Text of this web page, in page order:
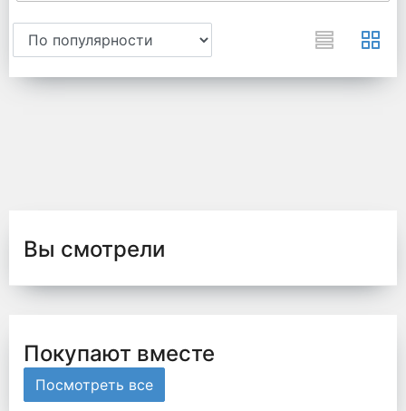
Вы смотрели
Покупают вместе
Посмотреть все